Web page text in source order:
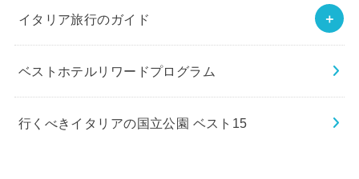
イタリア旅行のガイド
ベストホテルリワードプログラム
行くべきイタリアの国立公園 ベスト15